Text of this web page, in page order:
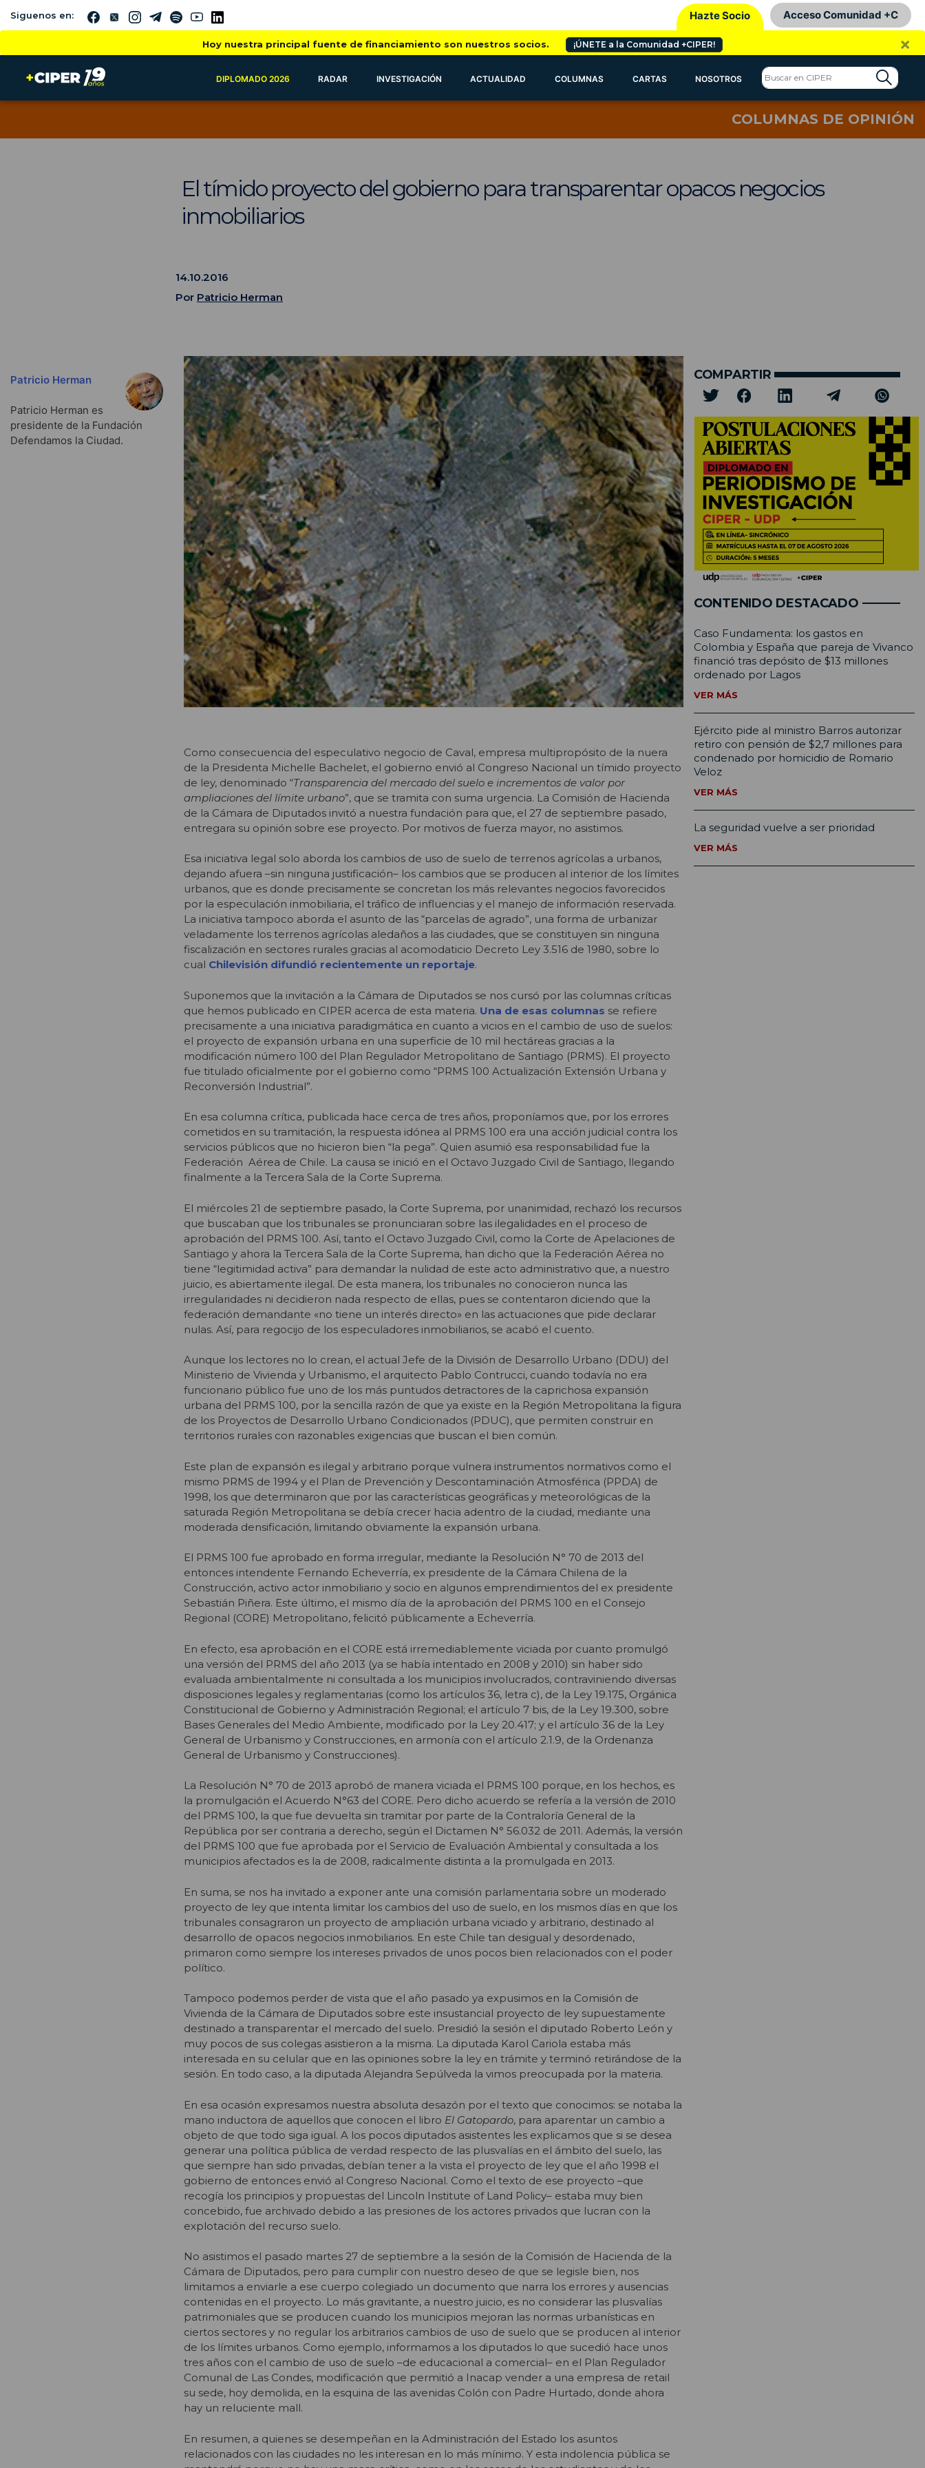
Siguenos en: Hazte Socio Acceso Comunidad +C
Hoy nuestra principal fuente de financiamiento son nuestros socios. ¡ÚNETE a la Comunidad +CIPER! ×
DIPLOMADO 2026 RADAR INVESTIGACIÓN ACTUALIDAD COLUMNAS CARTAS NOSOTROS
COLUMNAS DE OPINIÓN
El tímido proyecto del gobierno para transparentar opacos negocios
inmobiliarios
14.10.2016
Por Patricio Herman
Patricio Herman
Patricio Herman es
presidente de la Fundación
Defendamos la Ciudad.
Como consecuencia del especulativo negocio de Caval, empresa multipropósito de la nuera
de la Presidenta Michelle Bachelet, el gobierno envió al Congreso Nacional un tímido proyecto
de ley, denominado “Transparencia del mercado del suelo e incrementos de valor por
ampliaciones del límite urbano”, que se tramita con suma urgencia. La Comisión de Hacienda
de la Cámara de Diputados invitó a nuestra fundación para que, el 27 de septiembre pasado,
entregara su opinión sobre ese proyecto. Por motivos de fuerza mayor, no asistimos.
Esa iniciativa legal solo aborda los cambios de uso de suelo de terrenos agrícolas a urbanos,
dejando afuera –sin ninguna justificación– los cambios que se producen al interior de los límites
urbanos, que es donde precisamente se concretan los más relevantes negocios favorecidos
por la especulación inmobiliaria, el tráfico de influencias y el manejo de información reservada.
La iniciativa tampoco aborda el asunto de las “parcelas de agrado”, una forma de urbanizar
veladamente los terrenos agrícolas aledaños a las ciudades, que se constituyen sin ninguna
fiscalización en sectores rurales gracias al acomodaticio Decreto Ley 3.516 de 1980, sobre lo
cual Chilevisión difundió recientemente un reportaje.
Suponemos que la invitación a la Cámara de Diputados se nos cursó por las columnas críticas
que hemos publicado en CIPER acerca de esta materia. Una de esas columnas se refiere
precisamente a una iniciativa paradigmática en cuanto a vicios en el cambio de uso de suelos:
el proyecto de expansión urbana en una superficie de 10 mil hectáreas gracias a la
modificación número 100 del Plan Regulador Metropolitano de Santiago (PRMS). El proyecto
fue titulado oficialmente por el gobierno como “PRMS 100 Actualización Extensión Urbana y
Reconversión Industrial”.
En esa columna crítica, publicada hace cerca de tres años, proponíamos que, por los errores
cometidos en su tramitación, la respuesta idónea al PRMS 100 era una acción judicial contra los
servicios públicos que no hicieron bien “la pega”. Quien asumió esa responsabilidad fue la
Federación Aérea de Chile. La causa se inició en el Octavo Juzgado Civil de Santiago, llegando
finalmente a la Tercera Sala de la Corte Suprema.
El miércoles 21 de septiembre pasado, la Corte Suprema, por unanimidad, rechazó los recursos
que buscaban que los tribunales se pronunciaran sobre las ilegalidades en el proceso de
aprobación del PRMS 100. Así, tanto el Octavo Juzgado Civil, como la Corte de Apelaciones de
Santiago y ahora la Tercera Sala de la Corte Suprema, han dicho que la Federación Aérea no
tiene “legitimidad activa” para demandar la nulidad de este acto administrativo que, a nuestro
juicio, es abiertamente ilegal. De esta manera, los tribunales no conocieron nunca las
irregularidades ni decidieron nada respecto de ellas, pues se contentaron diciendo que la
federación demandante «no tiene un interés directo» en las actuaciones que pide declarar
nulas. Así, para regocijo de los especuladores inmobiliarios, se acabó el cuento.
Aunque los lectores no lo crean, el actual Jefe de la División de Desarrollo Urbano (DDU) del
Ministerio de Vivienda y Urbanismo, el arquitecto Pablo Contrucci, cuando todavía no era
funcionario público fue uno de los más puntudos detractores de la caprichosa expansión
urbana del PRMS 100, por la sencilla razón de que ya existe en la Región Metropolitana la figura
de los Proyectos de Desarrollo Urbano Condicionados (PDUC), que permiten construir en
territorios rurales con razonables exigencias que buscan el bien común.
Este plan de expansión es ilegal y arbitrario porque vulnera instrumentos normativos como el
mismo PRMS de 1994 y el Plan de Prevención y Descontaminación Atmosférica (PPDA) de
1998, los que determinaron que por las características geográficas y meteorológicas de la
saturada Región Metropolitana se debía crecer hacia adentro de la ciudad, mediante una
moderada densificación, limitando obviamente la expansión urbana.
El PRMS 100 fue aprobado en forma irregular, mediante la Resolución N° 70 de 2013 del
entonces intendente Fernando Echeverría, ex presidente de la Cámara Chilena de la
Construcción, activo actor inmobiliario y socio en algunos emprendimientos del ex presidente
Sebastián Piñera. Este último, el mismo día de la aprobación del PRMS 100 en el Consejo
Regional (CORE) Metropolitano, felicitó públicamente a Echeverría.
En efecto, esa aprobación en el CORE está irremediablemente viciada por cuanto promulgó
una versión del PRMS del año 2013 (ya se había intentado en 2008 y 2010) sin haber sido
evaluada ambientalmente ni consultada a los municipios involucrados, contraviniendo diversas
disposiciones legales y reglamentarias (como los artículos 36, letra c), de la Ley 19.175, Orgánica
Constitucional de Gobierno y Administración Regional; el artículo 7 bis, de la Ley 19.300, sobre
Bases Generales del Medio Ambiente, modificado por la Ley 20.417; y el artículo 36 de la Ley
General de Urbanismo y Construcciones, en armonía con el artículo 2.1.9, de la Ordenanza
General de Urbanismo y Construcciones).
La Resolución N° 70 de 2013 aprobó de manera viciada el PRMS 100 porque, en los hechos, es
la promulgación el Acuerdo N°63 del CORE. Pero dicho acuerdo se refería a la versión de 2010
del PRMS 100, la que fue devuelta sin tramitar por parte de la Contraloría General de la
República por ser contraria a derecho, según el Dictamen N° 56.032 de 2011. Además, la versión
del PRMS 100 que fue aprobada por el Servicio de Evaluación Ambiental y consultada a los
municipios afectados es la de 2008, radicalmente distinta a la promulgada en 2013.
En suma, se nos ha invitado a exponer ante una comisión parlamentaria sobre un moderado
proyecto de ley que intenta limitar los cambios del uso de suelo, en los mismos días en que los
tribunales consagraron un proyecto de ampliación urbana viciado y arbitrario, destinado al
desarrollo de opacos negocios inmobiliarios. En este Chile tan desigual y desordenado,
primaron como siempre los intereses privados de unos pocos bien relacionados con el poder
político.
Tampoco podemos perder de vista que el año pasado ya expusimos en la Comisión de
Vivienda de la Cámara de Diputados sobre este insustancial proyecto de ley supuestamente
destinado a transparentar el mercado del suelo. Presidió la sesión el diputado Roberto León y
muy pocos de sus colegas asistieron a la misma. La diputada Karol Cariola estaba más
interesada en su celular que en las opiniones sobre la ley en trámite y terminó retirándose de la
sesión. En todo caso, a la diputada Alejandra Sepúlveda la vimos preocupada por la materia.
En esa ocasión expresamos nuestra absoluta desazón por el texto que conocimos: se notaba la
mano inductora de aquellos que conocen el libro El Gatopardo, para aparentar un cambio a
objeto de que todo siga igual. A los pocos diputados asistentes les explicamos que si se desea
generar una política pública de verdad respecto de las plusvalías en el ámbito del suelo, las
que siempre han sido privadas, debían tener a la vista el proyecto de ley que el año 1998 el
gobierno de entonces envió al Congreso Nacional. Como el texto de ese proyecto –que
recogía los principios y propuestas del Lincoln Institute of Land Policy– estaba muy bien
concebido, fue archivado debido a las presiones de los actores privados que lucran con la
explotación del recurso suelo.
No asistimos el pasado martes 27 de septiembre a la sesión de la Comisión de Hacienda de la
Cámara de Diputados, pero para cumplir con nuestro deseo de que se legisle bien, nos
limitamos a enviarle a ese cuerpo colegiado un documento que narra los errores y ausencias
contenidas en el proyecto. Lo más gravitante, a nuestro juicio, es no considerar las plusvalías
patrimoniales que se producen cuando los municipios mejoran las normas urbanísticas en
ciertos sectores y no regular los arbitrarios cambios de uso de suelo que se producen al interior
de los límites urbanos. Como ejemplo, informamos a los diputados lo que sucedió hace unos
tres años con el cambio de uso de suelo –de educacional a comercial– en el Plan Regulador
Comunal de Las Condes, modificación que permitió a Inacap vender a una empresa de retail
su sede, hoy demolida, en la esquina de las avenidas Colón con Padre Hurtado, donde ahora
hay un reluciente mall.
En resumen, a quienes se desempeñan en la Administración del Estado los asuntos
relacionados con las ciudades no les interesan en lo más mínimo. Y esta indolencia pública se
COMPARTIR
CONTENIDO DESTACADO
Caso Fundamenta: los gastos en
Colombia y España que pareja de Vivanco
financió tras depósito de $13 millones
ordenado por Lagos
VER MÁS
Ejército pide al ministro Barros autorizar
retiro con pensión de $2,7 millones para
condenado por homicidio de Romario
Veloz
VER MÁS
La seguridad vuelve a ser prioridad
VER MÁS